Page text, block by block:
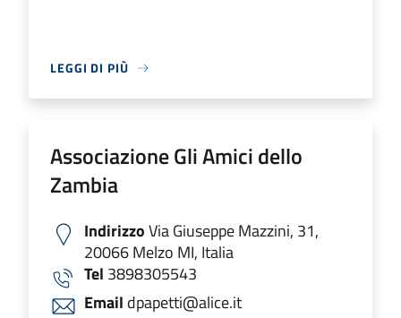
LEGGI DI PIÙ
Associazione Gli Amici dello
Zambia
IndirizzoVia Giuseppe Mazzini, 31,
20066 Melzo MI, Italia
Tel 3898305543
Email dpapetti@alice.it